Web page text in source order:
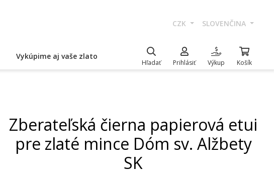
CZK SLOVENČINA
Vykúpime aj vaše zlato
Hľadať Prihlásiť Výkup Košík
Zberateľská čierna papierová etui
pre zlaté mince Dóm sv. Alžbety
SK